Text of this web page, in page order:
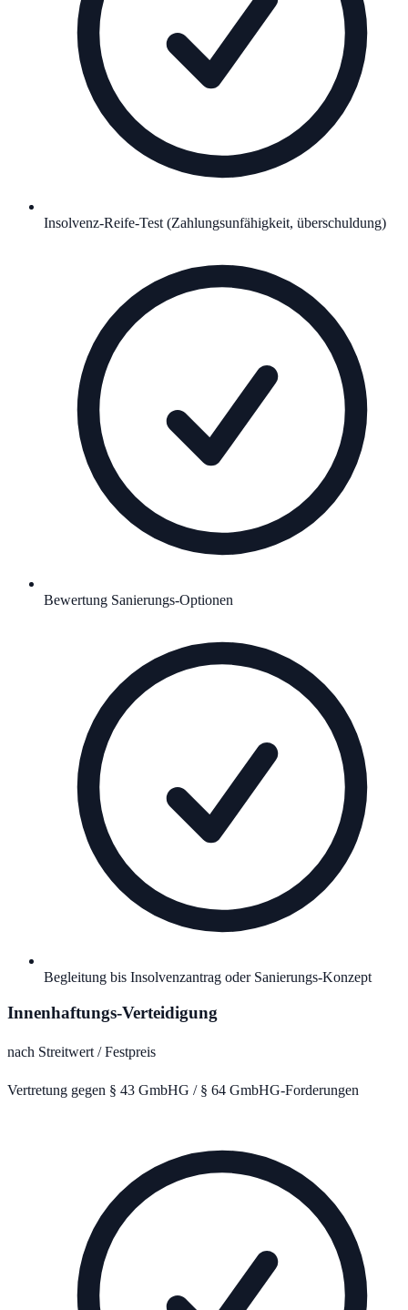
Insolvenz-Reife-Test (Zahlungsunfähigkeit, überschuldung)
Bewertung Sanierungs-Optionen
Begleitung bis Insolvenzantrag oder Sanierungs-Konzept
Innenhaftungs-Verteidigung
nach Streitwert / Festpreis
Vertretung gegen § 43 GmbHG / § 64 GmbHG-Forderungen